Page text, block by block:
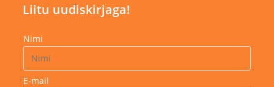
Liitu uudiskirjaga!
Nimi
E-mail